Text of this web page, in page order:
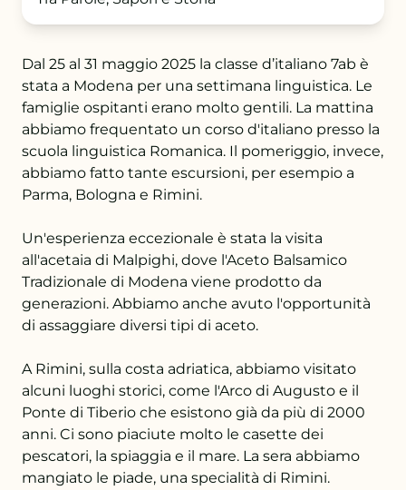
schule@petrinum.at
Stellenangebote
Logout
Dal 25 al 31 maggio 2025 la classe d’italiano 7ab è
stata a Modena per una settimana linguistica. Le
famiglie ospitanti erano molto gentili. La mattina
abbiamo frequentato un corso d'italiano presso la
scuola linguistica Romanica. Il pomeriggio, invece,
abbiamo fatto tante escursioni, per esempio a
Parma, Bologna e Rimini.
Un'esperienza eccezionale è stata la visita
all'acetaia di Malpighi, dove l'Aceto Balsamico
Tradizionale di Modena viene prodotto da
generazioni. Abbiamo anche avuto l'opportunità
di assaggiare diversi tipi di aceto.
A Rimini, sulla costa adriatica, abbiamo visitato
alcuni luoghi storici, come l'Arco di Augusto e il
Ponte di Tiberio che esistono già da più di 2000
anni. Ci sono piaciute molto le casette dei
pescatori, la spiaggia e il mare. La sera abbiamo
mangiato le piade, una specialità di Rimini.